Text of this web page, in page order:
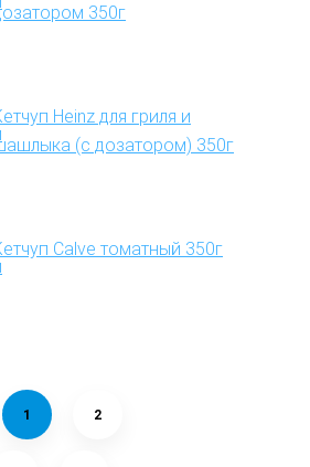
350г
Heinz для гриля и
(с дозатором) 350г
Calve томатный 350г
1 2